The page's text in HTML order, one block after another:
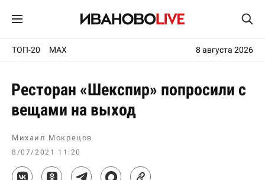
ТОП-20 MAX 8 августа 2026
Ресторан «Шекспир» попросили с
вещами на выход
Михаил Мокрецов
8/07/2021 11:20